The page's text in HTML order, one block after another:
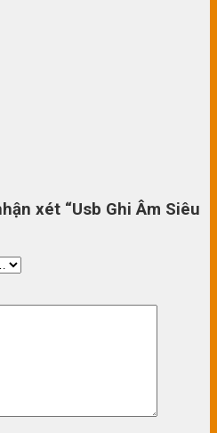
xét “Usb Ghi Âm Siêu